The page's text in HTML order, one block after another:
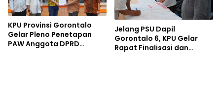
KPU Provinsi Gorontalo
Gelar Pleno Penetapan
PAW Anggota DPRD
Jelang PSU Dapil
Gorontalo 6, KPU Gelar
Rapat Finalisasi dan